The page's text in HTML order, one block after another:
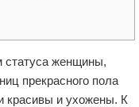
статуса женщины,
прекрасного пола
красивы и ухожены. К